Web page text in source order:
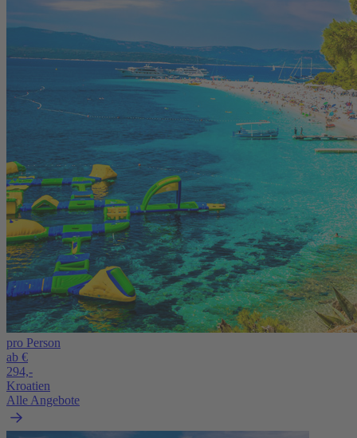
pro Person
ab €
294,-
Kroatien
Alle Angebote